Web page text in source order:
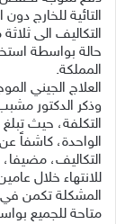
التائية للخارج
حالة بواسطة
المملكة.
العلاج الجيني
وذكر الدكتور
التكلفة، حيث
الواحدة، كاشفاً
التكاليف،
للانتهاء خلال
المشكلة تكمن في
متاحة للجميع